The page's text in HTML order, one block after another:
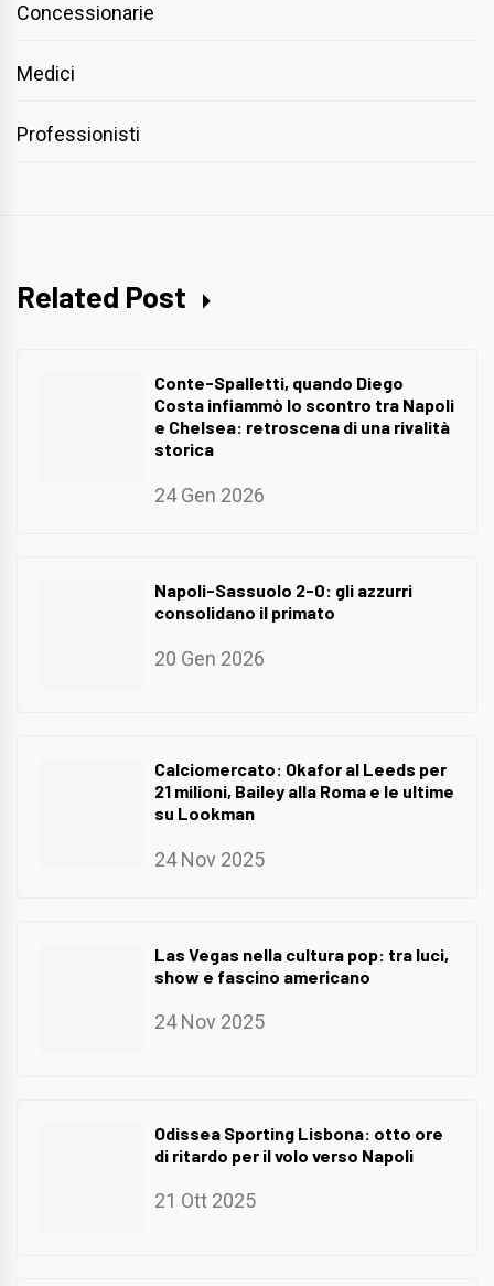
Concessionarie
Medici
Professionisti
Related Post
Conte-Spalletti, quando Diego
Costa infiammò lo scontro tra Napoli
e Chelsea: retroscena di una rivalità
storica
24 Gen 2026
Napoli-Sassuolo 2-0: gli azzurri
consolidano il primato
20 Gen 2026
Calciomercato: Okafor al Leeds per
21 milioni, Bailey alla Roma e le ultime
su Lookman
24 Nov 2025
Las Vegas nella cultura pop: tra luci,
show e fascino americano
24 Nov 2025
Odissea Sporting Lisbona: otto ore
di ritardo per il volo verso Napoli
21 Ott 2025